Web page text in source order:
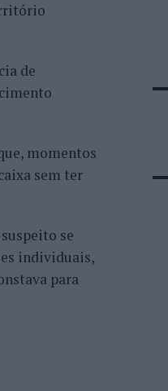
de
momentos
sem ter
se
individuais,
para